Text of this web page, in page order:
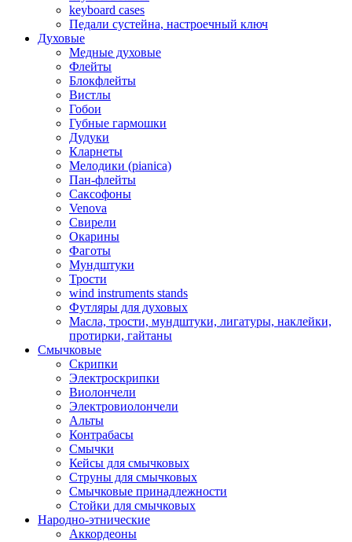
keyboard cases
Педали сустейна, настроечный ключ
Духовые
Медные духовые
Флейты
Блокфлейты
Вистлы
Гобои
Губные гармошки
Дудуки
Кларнеты
Мелодики (pianica)
Пан-флейты
Саксофоны
Venova
Свирели
Окарины
Фаготы
Мундштуки
Трости
wind instruments stands
Футляры для духовых
Масла, трости, мундштуки, лигатуры, наклейки,
протирки, гайтаны
Смычковые
Скрипки
Электроскрипки
Виолончели
Электровиолончели
Альты
Контрабасы
Смычки
Кейсы для смычковых
Струны для смычковых
Смычковые принадлежности
Стойки для смычковых
Народно-этнические
Аккордеоны